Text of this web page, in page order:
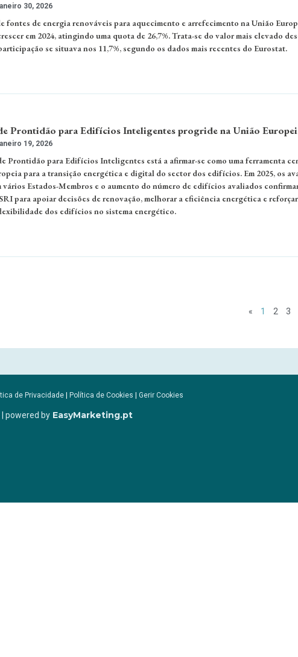
30, 2026
fontes de energia renováveis para aquecimento e arrefecimento na União
em 2024, atingindo uma quota de 26,7%. Trata-se do valor mais elevado
se situava nos 11,7%, segundo os dados mais recentes do Eurostat.
Prontidão para Edifícios Inteligentes progride na União
19, 2026
Prontidão para Edifícios Inteligentes está a afirmar-se como uma ferramenta
para a transição energética e digital do sector dos edifícios. Em 2025, os
vários Estados-Membros e o aumento do número de edifícios avaliados
para apoiar decisões de renovação, melhorar a eficiência energética e
dos edifícios no sistema energético.
« 1 2 3
de Privacidade | Política de Cookies | Gerir Cookies
| powered by EasyMarketing.pt